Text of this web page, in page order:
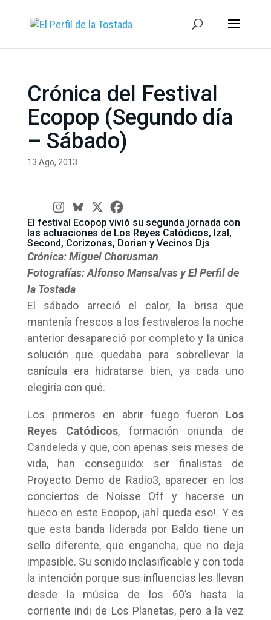
Crónica del Festival
Ecopop (Segundo día
– Sábado)
13 Ago, 2013
El festival Ecopop vivió su segunda jornada con
las actuaciones de Los Reyes Catódicos, Izal,
Second, Corizonas, Dorian y Vecinos Djs
Crónica: Miguel Chorusman
Fotografías: Alfonso Mansalvas y El Perfil de
la Tostada
El sábado arreció el calor, la brisa que
mantenía frescos a los festivaleros la noche
anterior desapareció por completo y la única
solución que quedaba para sobrellevar la
canícula era hidratarse bien, ya cada uno
elegiría con qué.
Los primeros en abrir fuego fueron Los
Reyes Catódicos, formación oriunda de
Candeleda y que, con apenas seis meses de
vida, han conseguido: ser finalistas de
Proyecto Demo de Radio3, aparecer en los
conciertos de Noisse Off y hacerse un
hueco en este Ecopop, ¡ahí queda eso!. Y es
que esta banda liderada por Baldo tiene un
sello diferente, que engancha, que no deja
impasible. Su sonido inclasificable y con toda
la intención porque sus influencias les llevan
desde la música de los 60’s hasta la
corriente indi de Los Planetas, pero a la vez